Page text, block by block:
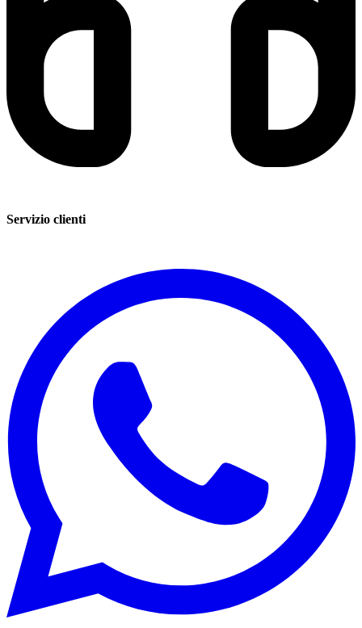
Servizio clienti